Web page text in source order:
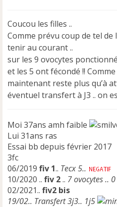
a
g
e
n
o
n
l
u
Coucou les filles ..
Comme prévu coup de tel
tenir au courant ..
sur les 9 ovocytes
et les 5 ont fécondé !! Comme
maintenant reste plus qu’à
éventuel transfert à J3 .. on
Moi 37ans amh faible
Lui 31ans ras
Essai bb depuis février 2017
3fc
06/2019 fiv 1.. Tecx 5..
10/2020 .. fiv 2.. 7 ovocytes ..
02/2021.. fiv2 bis
19/02.. Transfert 3j3.. 1j5